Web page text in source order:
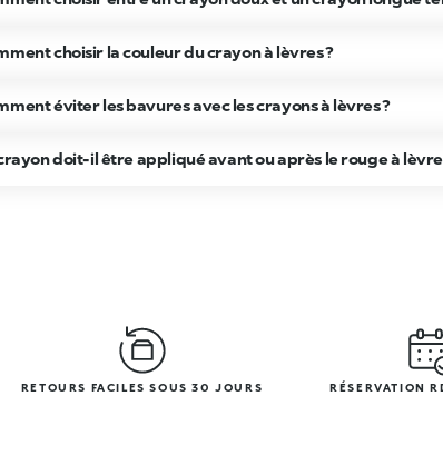
choisir la couleur du crayon à lèvres ?
éviter les bavures avec les crayons à lèvres ?
doit-il être appliqué avant ou après le rouge à
RETOURS FACILES SOUS 30 JOURS RÉSERVATION